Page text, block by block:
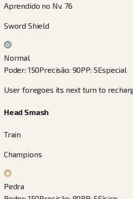
Aprendido no Nv. 76
Sword Shield
Normal
Poder: 150Precisão: 90PP: 5Especial
User foregoes its next turn to
Head Smash
Train
Champions
Pedra